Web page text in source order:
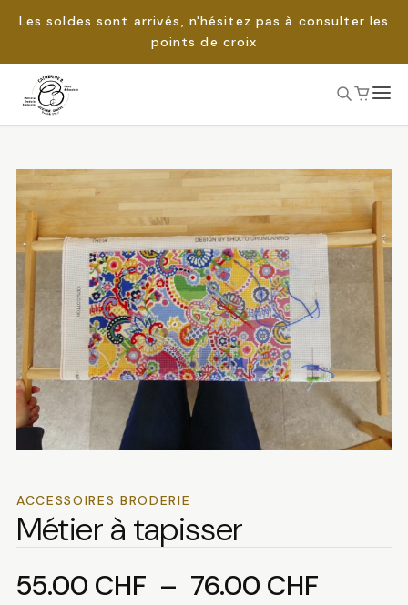
Les soldes sont arrivés, n'hésitez pas à consulter les
points de croix
Passer
ACCESSOIRES BRODERIE
Métier à tapisser
55.00 CHF – 76.00 CHFPlage